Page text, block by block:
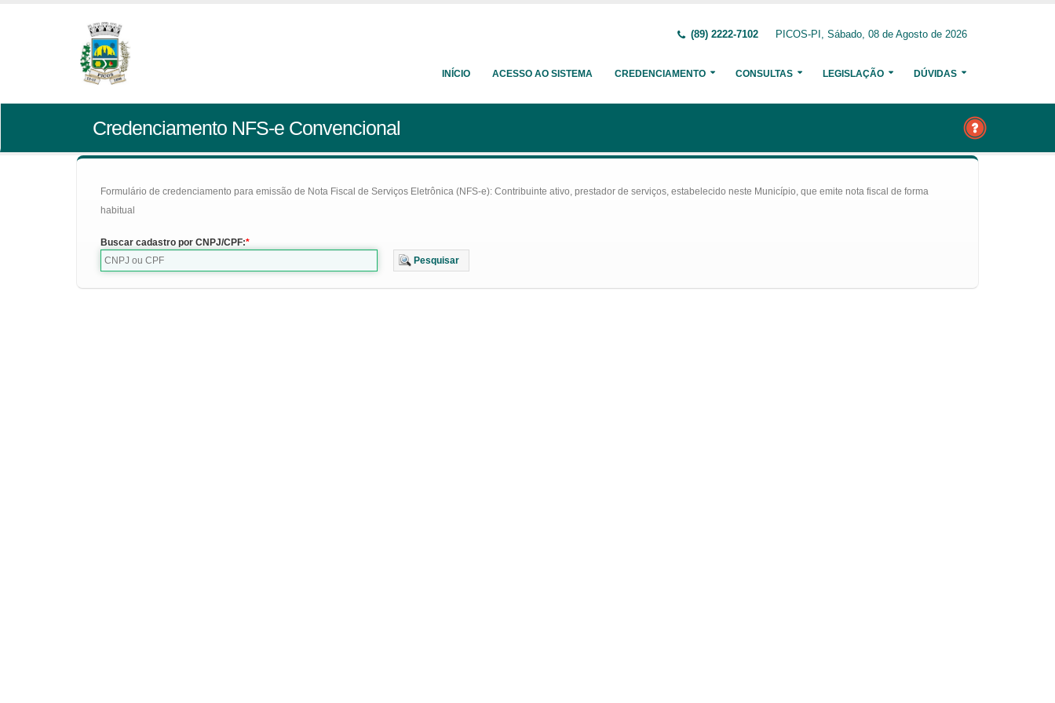
(89) 2222-7102 PICOS-PI, Sábado, 08 de Agosto de 2026
INÍCIO ACESSO AO SISTEMA CREDENCIAMENTO CONSULTAS LEGISLAÇÃO DÚVIDAS
Credenciamento NFS-e Convencional
Formulário de credenciamento para emissão de Nota Fiscal de Serviços Eletrônica (NFS-e): Contribuinte ativo, prestador de serviços, estabelecido neste Município, que emite nota fiscal de forma
habitual
Buscar cadastro por CNPJ/CPF:
Pesquisar